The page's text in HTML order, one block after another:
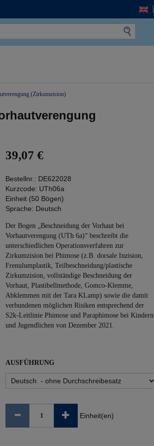
(Zirkumzision)
39,07 €
Bestellnr.: DE622028
Kurzcode: UTh06a
Einheit (50 Bögen)
Sprache: Deutsch
Der Bogen „Beschneidung der Vorhaut bei
Vorhautverengung (UTh 6a)“ beschreibt die
unterschiedlichen Operationsverfahren zur
Zirkumzision bei Phimose (z.B. dorsale Inzision,
Frenulumplastik, Teilbeschneidung/plastische
Zirkumzision, vollständige Beschneidung der
Vorhaut, Plastibellmethode, Gomco-Klemme,
Abklemmen mit der Tara KLamp) sowie die damit
verbundenen möglichen Risiken entsprechend der
S2k-Leitlinie Phimose und Paraphimose bei Kindern
und Jugendlichen von Dezember 2021.
AUSFÜHRUNG
Einheit(en)